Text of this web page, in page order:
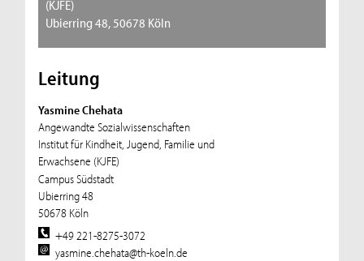
(KJFE)
Ubierring 48, 50678 Köln
Leitung
Yasmine Chehata
Angewandte Sozialwissenschaften
Institut für Kindheit, Jugend, Familie und
Erwachsene (KJFE)
Campus Südstadt
Ubierring 48
50678 Köln
+49 221-8275-3072
yasmine.chehata@th-koeln.de